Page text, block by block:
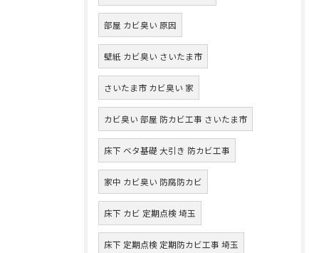
部屋 カビ臭い 原因
壁紙 カビ臭い さいたま市
さいたま市 カビ臭い 家
カビ臭い 部屋 防カビ工事 さいたま市
床下 ベタ基礎 大引き 防カビ工事
家中 カビ臭い 防腐防カビ
床下 カビ 定期点検 埼玉
床下 定期点検 定期防カビ工事 埼玉